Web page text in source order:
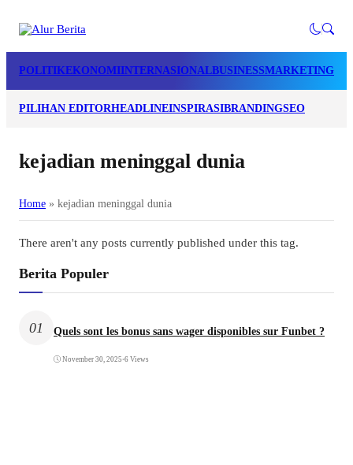
POLITIKEKONOMIINTERNASIONALBUSINESSMARKETING
PILIHAN EDITORHEADLINEINSPIRASIBRANDINGSEO
kejadian meninggal dunia
Home » kejadian meninggal dunia
There aren't any posts currently published under this tag.
Berita Populer
01 Quels sont les bonus sans wager disponibles sur Funbet ?
November 30, 2025 •6 Views